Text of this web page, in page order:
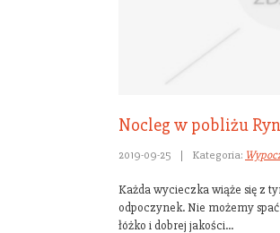
Nocleg w pobliżu
2019-09-25 | Kategoria:
Każda wycieczka wiąże się z
odpoczynek. Nie możemy
łóżko i dobrej jakości...